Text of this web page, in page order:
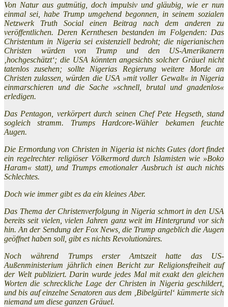
Von Natur aus gutmütig, doch impulsiv und gläubig, wie er nun
einmal sei, habe Trump umgehend begonnen, in seinem sozialen
Netzwerk Truth Social einen Beitrag nach dem anderen zu
veröffentlichen. Deren Kernthesen bestanden im Folgenden: Das
Christentum in Nigeria sei existenziell bedroht; die nigerianischen
Christen würden von Trump und den US-Amerikanern
‚hochgeschätzt‘; die USA könnten angesichts solcher Gräuel nicht
tatenlos zusehen; sollte Nigerias Regierung weitere Morde an
Christen zulassen, würden die USA »mit voller Gewalt« in Nigeria
einmarschieren und die Sache »schnell, brutal und gnadenlos«
erledigen.
Das Pentagon, verkörpert durch seinen Chef Pete Hegseth, stand
sogleich stramm. Trumps Hardcore-Wähler bekamen feuchte
Augen.
Die Ermordung von Christen in Nigeria ist nichts Gutes (dort findet
ein regelrechter religiöser Völkermord durch Islamisten wie »Boko
Haram« statt), und Trumps emotionaler Ausbruch ist auch nichts
Schlechtes.
Doch wie immer gibt es da ein kleines Aber.
Das Thema der Christenverfolgung in Nigeria schmort in den USA
bereits seit vielen, vielen Jahren ganz weit im Hintergrund vor sich
hin. An der Sendung der Fox News, die Trump angeblich die Augen
geöffnet haben soll, gibt es nichts Revolutionäres.
Noch während Trumps erster Amtszeit hatte das US-
Außenministerium jährlich einen Bericht zur Religionsfreiheit auf
der Welt publiziert. Darin wurde jedes Mal mit exakt den gleichen
Worten die schreckliche Lage der Christen in Nigeria geschildert,
und bis auf einzelne Senatoren aus dem ‚Bibelgürtel‘ kümmerte sich
niemand um diese ganzen Gräuel.